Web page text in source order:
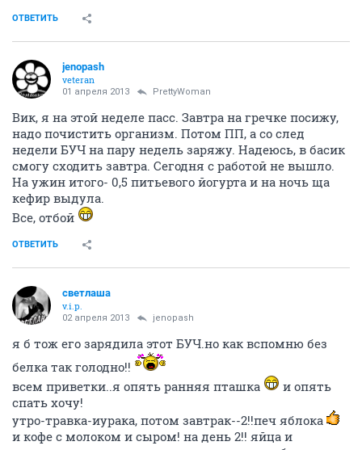
ОТВЕТИТЬ
jenopash
veteran
01 апреля 2013 PrettyWoman
Вик, я на этой неделе пасс. Завтра на гречке посижу,
надо почистить организм. Потом ПП, а со след
недели БУЧ на пару недель заряжу. Надеюсь, в басик
смогу сходить завтра. Сегодня с работой не вышло.
На ужин итого- 0,5 питьевого йогурта и на ночь ща
кефир выдула.
Все, отбой
ОТВЕТИТЬ
светлаша
v.i.p.
02 апреля 2013 jenopash
я б тож его зарядила этот БУЧ.но как вспомню без
белка так голодно!!
всем приветки..я опять ранняя пташка
и опять
спать хочу!
утро-травка-иурака, потом завтрак--2!!печ яблока
и кофе с молоком и сыром! на день 2!! яйца и